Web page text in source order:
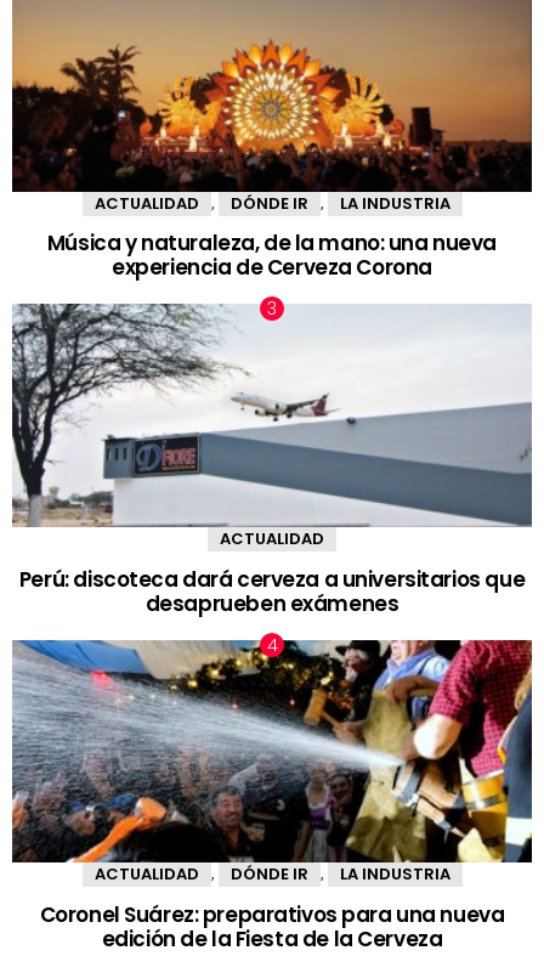
ACTUALIDAD , DÓNDE IR , LA INDUSTRIA
Música y naturaleza, de la mano: una nueva
experiencia de Cerveza Corona
ACTUALIDAD
Perú: discoteca dará cerveza a universitarios que
desaprueben exámenes
ACTUALIDAD , DÓNDE IR , LA INDUSTRIA
Coronel Suárez: preparativos para una nueva
edición de la Fiesta de la Cerveza